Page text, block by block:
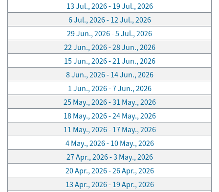
13 Jul., 2026 - 19 Jul., 2026
6 Jul., 2026 - 12 Jul., 2026
29 Jun., 2026 - 5 Jul., 2026
22 Jun., 2026 - 28 Jun., 2026
15 Jun., 2026 - 21 Jun., 2026
8 Jun., 2026 - 14 Jun., 2026
1 Jun., 2026 - 7 Jun., 2026
25 May., 2026 - 31 May., 2026
18 May., 2026 - 24 May., 2026
11 May., 2026 - 17 May., 2026
4 May., 2026 - 10 May., 2026
27 Apr., 2026 - 3 May., 2026
20 Apr., 2026 - 26 Apr., 2026
13 Apr., 2026 - 19 Apr., 2026